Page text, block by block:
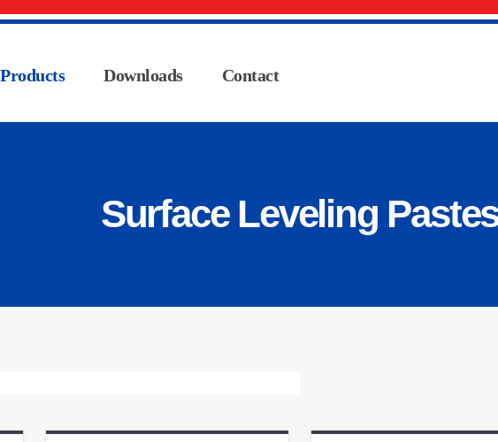
Downloads Contact
Surface Leveling